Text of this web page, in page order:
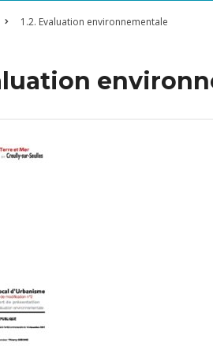
1.2. Evaluation environnementale